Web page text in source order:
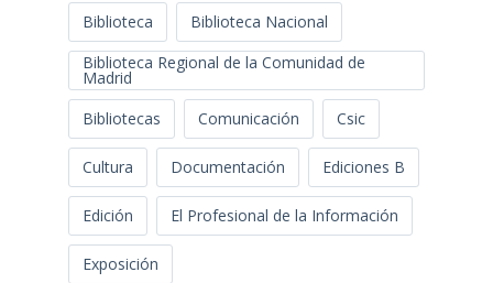
Biblioteca
Biblioteca Nacional
Biblioteca Regional de la Comunidad de
Madrid
Bibliotecas
Comunicación Csic
Cultura Documentación Ediciones B
Edición El Profesional de la Información
Exposición